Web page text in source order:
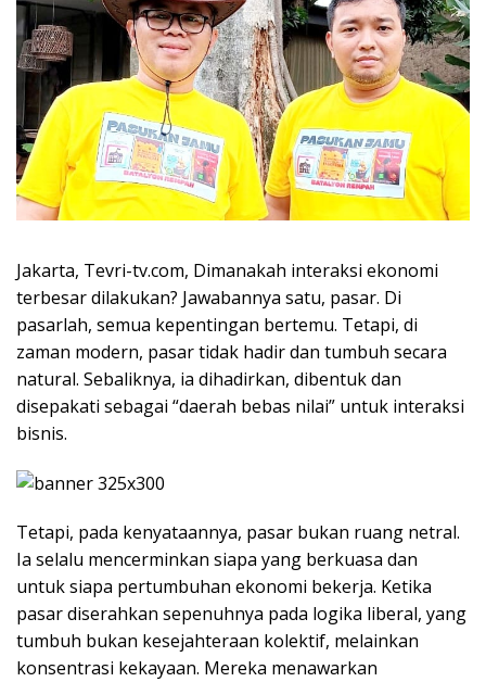
Jakarta, Tevri-tv.com, Dimanakah interaksi ekonomi
terbesar dilakukan? Jawabannya satu, pasar. Di
pasarlah, semua kepentingan bertemu. Tetapi, di
zaman modern, pasar tidak hadir dan tumbuh secara
natural. Sebaliknya, ia dihadirkan, dibentuk dan
disepakati sebagai “daerah bebas nilai” untuk interaksi
bisnis.
Tetapi, pada kenyataannya, pasar bukan ruang netral.
Ia selalu mencerminkan siapa yang berkuasa dan
untuk siapa pertumbuhan ekonomi bekerja. Ketika
pasar diserahkan sepenuhnya pada logika liberal, yang
tumbuh bukan kesejahteraan kolektif, melainkan
konsentrasi kekayaan. Mereka menawarkan